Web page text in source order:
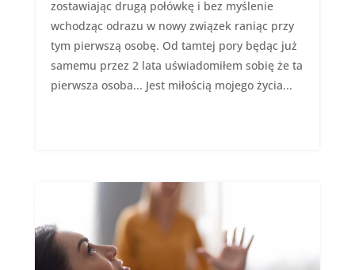
zostawiając drugą połówkę i bez myślenie
wchodząc odrazu w nowy związek raniąc przy
tym pierwszą osobę. Od tamtej pory będąc już
samemu przez 2 lata uświadomiłem sobię że ta
pierwsza osoba... Jest miłością mojego życia...